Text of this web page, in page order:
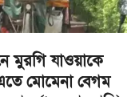
মুরগি যাওয়াকে
মোমেনা বেগম